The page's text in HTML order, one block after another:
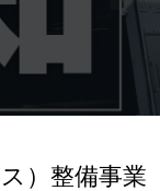
）整備事業